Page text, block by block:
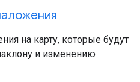
на карту, которые будут
и изменению